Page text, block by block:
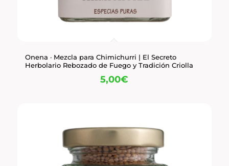
Onena · Mezcla para Chimichurri | El Secreto
Herbolario Rebozado de Fuego y Tradición Criolla
5,00€